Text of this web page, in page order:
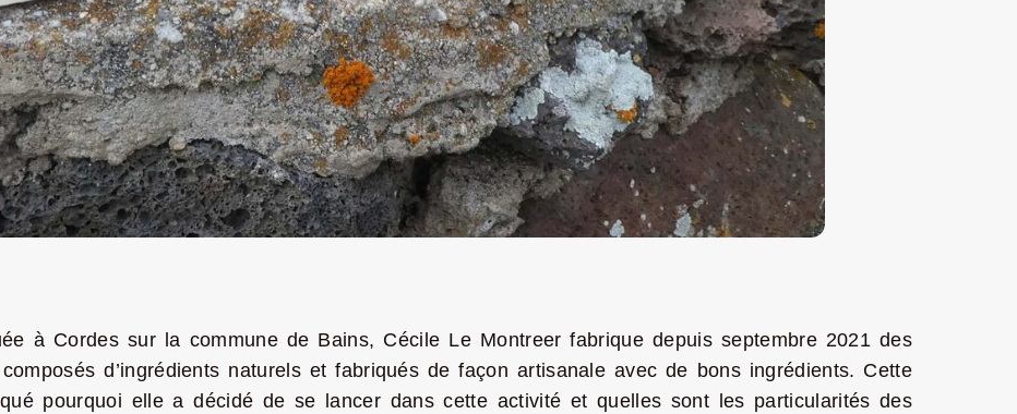
à Cordes sur la commune de Bains, Cécile Le Montreer fabrique depuis septembre 2021 des
d’ingrédients naturels et fabriqués de façon artisanale avec de bons ingrédients. Cette
pourquoi elle a décidé de se lancer dans cette activité et quelles sont les particularités des